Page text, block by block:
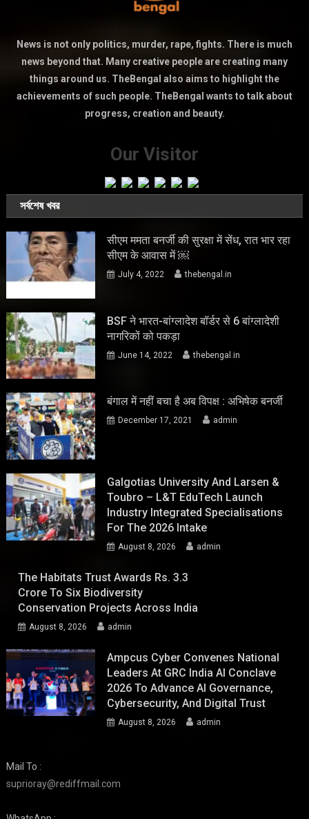
News is not only politics, murder, rape, fights. There is much
news beyond that. Many creative people are creating many
things around us. TheBengal also aims to highlight the
achievements of such people. TheBengal wants to talk about
progress, creation and beauty.
Our Visitor
সর্বশেষ খবর
सीएम ममता बनर्जी की सुरक्षा में सेंध, रात भार रहा
सीएम के आवास में ￼
July 4, 2022 thebengal.in
BSF ने भारत-बांग्लादेश बॉर्डर से 6 बांग्लादेशी
नागरिकों को पकड़ा
June 14, 2022 thebengal.in
बंगाल में नहीं बचा है अब विपक्ष : अभिषेक बनर्जी
December 17, 2021 admin
Galgotias University And Larsen &
Toubro – L&T EduTech Launch
Industry Integrated Specialisations
For The 2026 Intake
August 8, 2026 admin
The Habitats Trust Awards Rs. 3.3
Crore To Six Biodiversity
Conservation Projects Across India
August 8, 2026 admin
Ampcus Cyber Convenes National
Leaders At GRC India AI Conclave
2026 To Advance AI Governance,
Cybersecurity, And Digital Trust
August 8, 2026 admin
Mail To :
suprioray@rediffmail.com